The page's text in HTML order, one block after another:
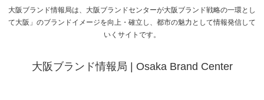
大阪ブランド情報局は、大阪ブランドセンターが大阪ブランド戦略の一環とし
て大阪」のブランドイメージを向上・確立し、都市の魅力として情報発信して
いくサイトです。
大阪ブランド情報局 | Osaka Brand Center